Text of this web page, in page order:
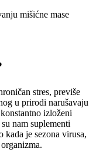
mišićne mase
stres, previše
u prirodi narušavaju
izloženi
nam suplementi
kada je sezona virusa,